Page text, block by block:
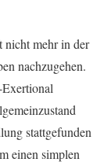
nicht mehr in der
nachzugehen.
stattgefunden
einen simplen